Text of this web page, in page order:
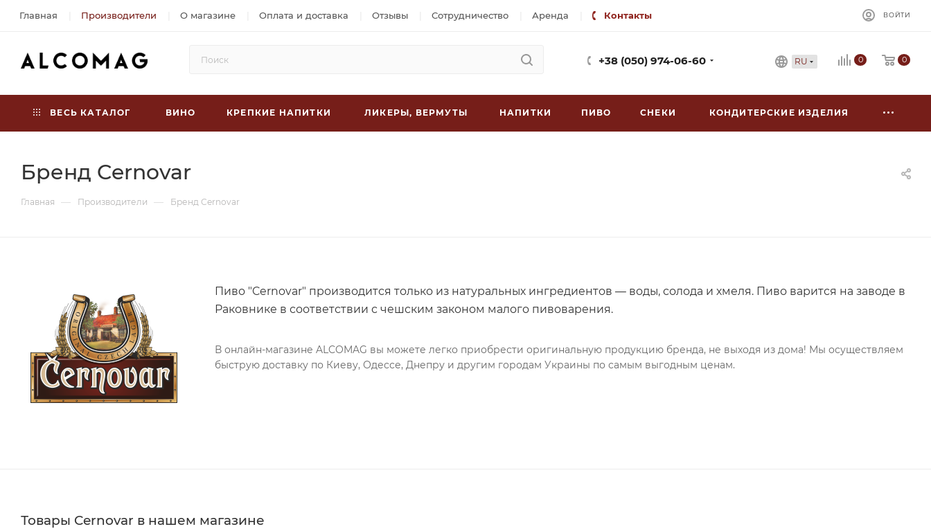
Главная Производители О магазине Оплата и доставка Отзывы Сотрудничество Аренда Контакты ВОЙТИ
+38 (050) 974-06-60 RU 0 0
ВЕСЬ КАТАЛОГ ВИНО КРЕПКИЕ НАПИТКИ ЛИКЕРЫ, ВЕРМУТЫ НАПИТКИ ПИВО СНЕКИ КОНДИТЕРСКИЕ ИЗДЕЛИЯ
Бренд Cernovar
Главная — Производители — Бренд Cernovar
Пиво "Cernovar" производится только из натуральных ингредиентов — воды, солода и хмеля. Пиво варится на заводе в
Раковнике в соответствии с чешским законом малого пивоварения.
В онлайн-магазине ALCOMAG вы можете легко приобрести оригинальную продукцию бренда, не выходя из дома! Мы осуществляем
быструю доставку по Киеву, Одессе, Днепру и другим городам Украины по самым выгодным ценам.
Товары Cernovar в нашем магазине